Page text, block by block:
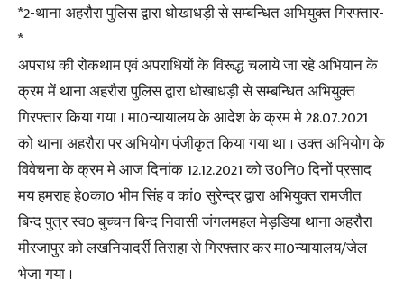
*2-थाना अहरौरा पुलिस द्वारा धोखाधड़ी से सम्बन्धित अभियुक्त गिरफ्तार-
*
अपराध की रोकथाम एवं अपराधियों के विरूद्ध चलाये जा रहे अभियान के
क्रम में थाना अहरौरा पुलिस द्वारा धोखाधड़ी से सम्बन्धित अभियुक्त
गिरफ्तार किया गया । मा0न्यायालय के आदेश के क्रम मे 28.07.2021
को थाना अहरौरा पर अभियोग पंजीकृत किया गया था । उक्त अभियोग के
विवेचना के क्रम मे आज दिनांक 12.12.2021 को उ0नि0 दिनों प्रसाद
मय हमराह हे0का0 भीम सिंह व कां0 सुरेन्द्र द्वारा अभियुक्त रामजीत
बिन्द पुत्र स्व0 बुच्चन बिन्द निवासी जंगलमहल मेड़डिया थाना अहरौरा
मीरजापुर को लखनियादर्री तिराहा से गिरफ्तार कर मा0न्यायालय/जेल
भेजा गया ।